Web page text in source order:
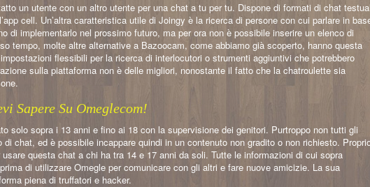
un utente con un altro utente per una chat a tu per tu. Dispone di formati di chat
cell. Un’altra caratteristica utile di Joingy è la ricerca di persone con cui parlare in
di implementarlo nel prossimo futuro, ma per ora non è possibile inserire un elenco di
tempo, molte altre alternative a Bazoocam, come abbiamo già scoperto, hanno questa
flessibili per la ricerca di interlocutori o strumenti aggiuntivi che potrebbero
sulla piattaforma non è delle migliori, nonostante il fatto che la chatroulette sia
Sapere Su Omeglecom!
solo sopra i 13 anni e fino ai 18 con la supervisione dei genitori. Purtroppo non tutti gli
chat, ed è possibile incappare quindi in un contenuto non gradito o non richiesto.
questa chat a chi ha tra 14 e 17 anni da soli. Tutte le informazioni di cui sopra
di utilizzare Omegle per comunicare con gli altri e fare nuove amicizie. La sua
piena di truffatori e hacker.